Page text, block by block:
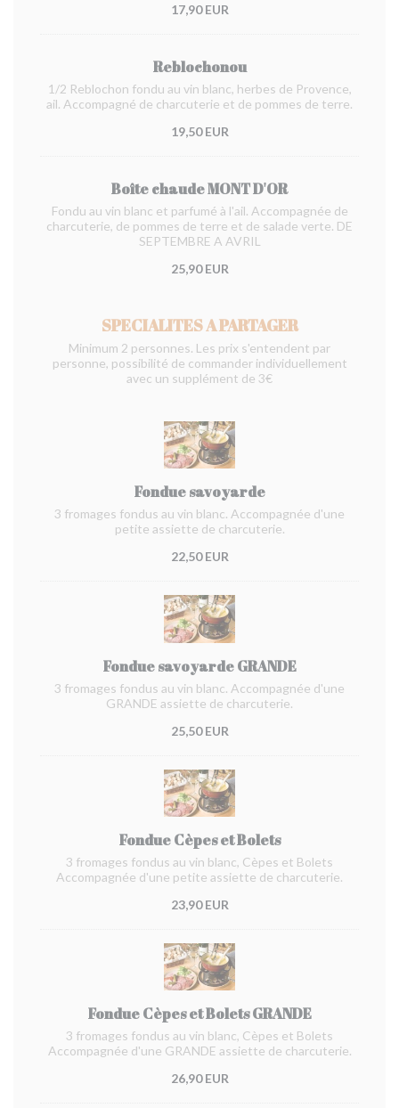
17,90 EUR
Reblochonou
1/2 Reblochon fondu au vin blanc, herbes de Provence,
ail. Accompagné de charcuterie et de pommes de terre.
19,50 EUR
Boîte chaude MONT D'OR
Fondu au vin blanc et parfumé à l'ail. Accompagnée de
charcuterie, de pommes de terre et de salade verte. DE
SEPTEMBRE A AVRIL
25,90 EUR
SPECIALITES A PARTAGER
Minimum 2 personnes. Les prix s'entendent par
personne, possibilité de commander individuellement
avec un supplément de 3€
Fondue savoyarde
3 fromages fondus au vin blanc. Accompagnée d'une
petite assiette de charcuterie.
22,50 EUR
Fondue savoyarde GRANDE
3 fromages fondus au vin blanc. Accompagnée d'une
GRANDE assiette de charcuterie.
25,50 EUR
Fondue Cèpes et Bolets
3 fromages fondus au vin blanc, Cèpes et Bolets
Accompagnée d'une petite assiette de charcuterie.
23,90 EUR
Fondue Cèpes et Bolets GRANDE
3 fromages fondus au vin blanc, Cèpes et Bolets
Accompagnée d'une GRANDE assiette de charcuterie.
26,90 EUR